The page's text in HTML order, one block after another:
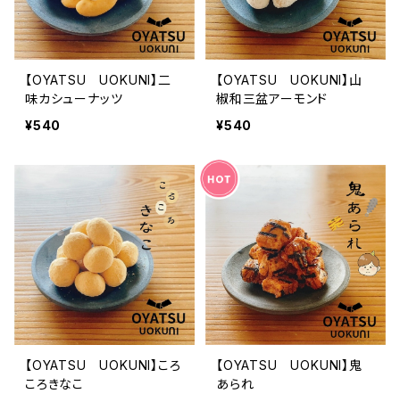
【OYATSU UOKUNI】二
味カシューナッツ
¥540
【OYATSU UOKUNI】山
椒和三盆アーモンド
¥540
【OYATSU UOKUNI】ころ
ころきなこ
【OYATSU UOKUNI】鬼
あられ